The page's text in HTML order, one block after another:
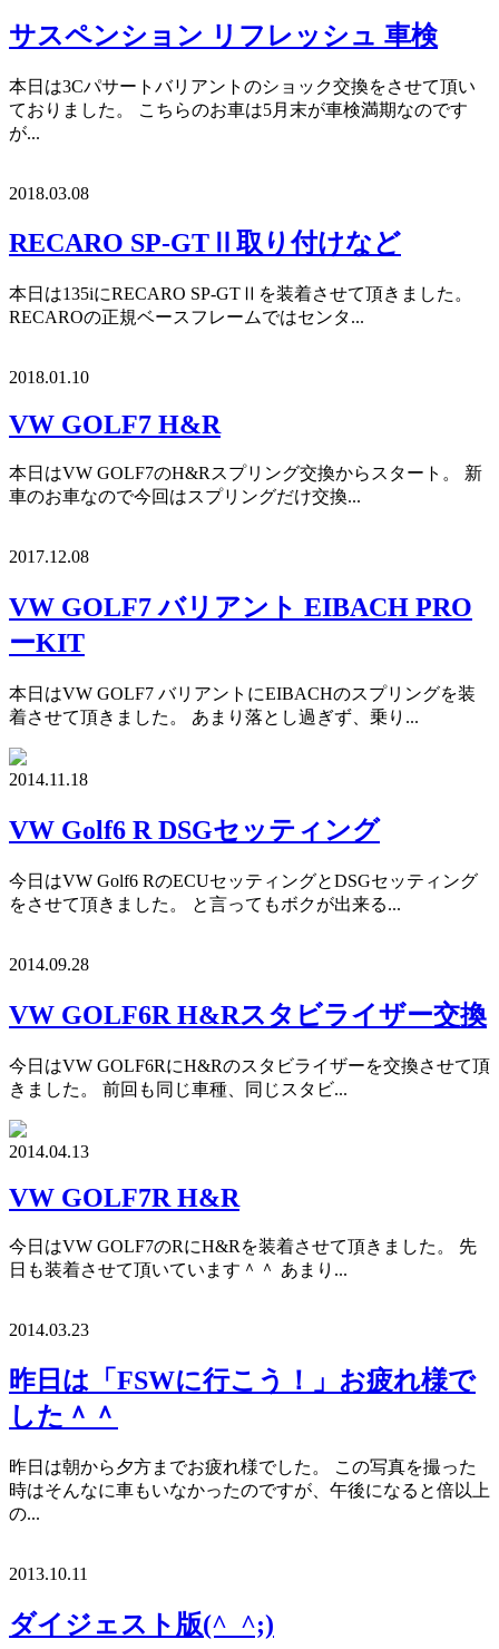
サスペンション リフレッシュ 車検
本日は3Cパサートバリアントのショック交換をさせて頂い
ておりました。 こちらのお車は5月末が車検満期なのです
が...
2018.03.08
RECARO SP-GTⅡ取り付けなど
本日は135iにRECARO SP-GTⅡを装着させて頂きました。
RECAROの正規ベースフレームではセンタ...
2018.01.10
VW GOLF7 H&R
本日はVW GOLF7のH&Rスプリング交換からスタート。 新
車のお車なので今回はスプリングだけ交換...
2017.12.08
VW GOLF7 バリアント EIBACH PRO
ーKIT
本日はVW GOLF7 バリアントにEIBACHのスプリングを装
着させて頂きました。 あまり落とし過ぎず、乗り...
2014.11.18
VW Golf6 R DSGセッティング
今日はVW Golf6 RのECUセッティングとDSGセッティング
をさせて頂きました。 と言ってもボクが出来る...
2014.09.28
VW GOLF6R H&Rスタビライザー交換
今日はVW GOLF6RにH&Rのスタビライザーを交換させて頂
きました。 前回も同じ車種、同じスタビ...
2014.04.13
VW GOLF7R H&R
今日はVW GOLF7のRにH&Rを装着させて頂きました。 先
日も装着させて頂いています＾＾ あまり...
2014.03.23
昨日は「FSWに行こう！」お疲れ様で
した＾＾
昨日は朝から夕方までお疲れ様でした。 この写真を撮った
時はそんなに車もいなかったのですが、午後になると倍以上
の...
2013.10.11
ダイジェスト版(^_^;)